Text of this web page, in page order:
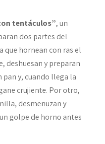
tentáculos”, un
dos partes del
que hornean con ras el
deshuesan y preparan
pan y, cuando llega la
crujiente. Por otro,
desmenuzan y
golpe de horno antes